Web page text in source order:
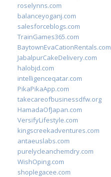
roselynns.com
balanceyoganj.com
salesforceblogs.com
TrainGames365.com
BaytownEvaCationRentals.com
JabalpurCakeDelivery.com
halobjd.com
intelligenceqatar.com
PikaPikaApp.com
takecareofbusinessdfw.org
HamadaOfJapan.com
VersifyLifestyle.com
kingscreekadventures.com
antaeuslabs.com
purelycleanchemdry.com
WishOping.com
shoplegacee.com